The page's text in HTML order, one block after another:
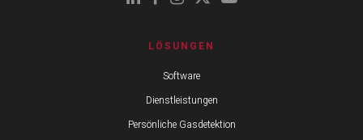
LÖSUNGEN
Software
Dienstleistungen
Persönliche Gasdetektion